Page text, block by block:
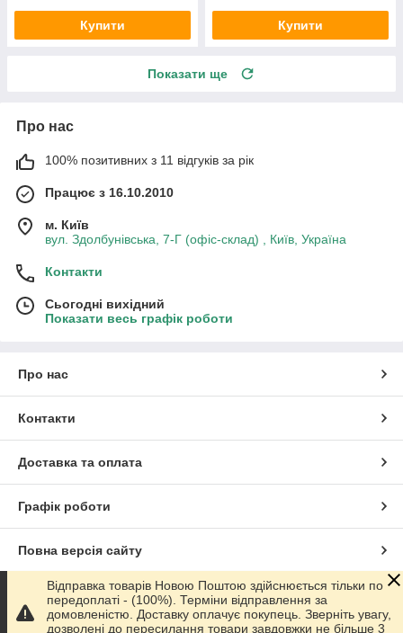
Купити Купити
Показати ще
Про нас
100% позитивних з 11 відгуків за рік
Працює з 16.10.2010
м. Київ
вул. Здолбунівська, 7-Г (офіс-склад) , Київ, Україна
Контакти
Сьогодні вихідний
Показати весь графік роботи
Про нас
Контакти
Доставка та оплата
Графік роботи
Повна версія сайту
Сайт створено на маркетплейсіProm.ua
Відправка товарів Новою Поштою здійснюється тільки по
передоплаті - (100%). Терміни відправлення за
домовленістю. Доставку оплачує покупець. Зверніть увагу,
дозволені до пересилання товари завдовжки не більше 3